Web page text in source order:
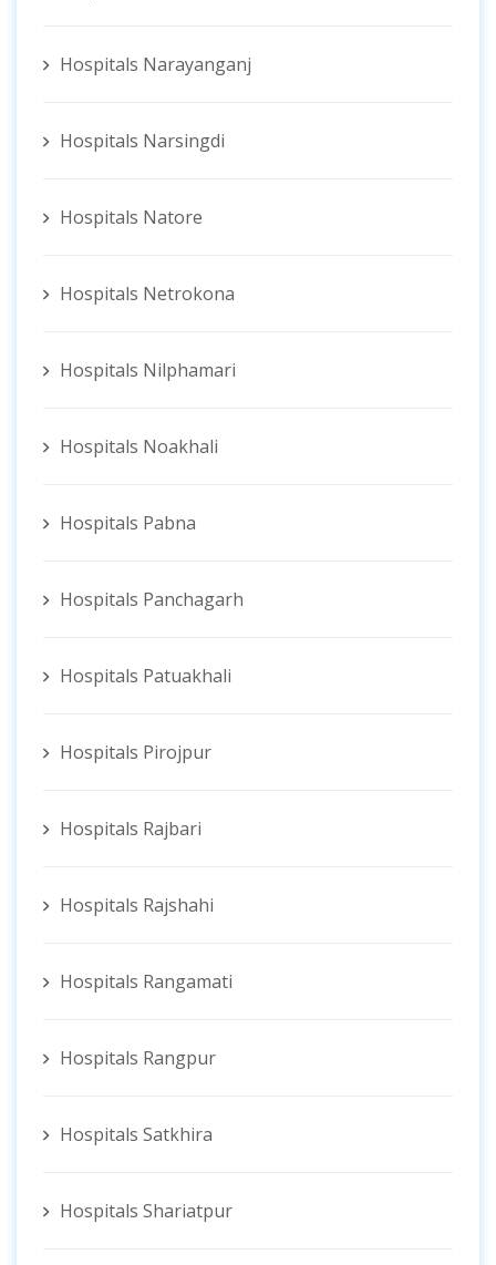
Hospitals Narayanganj
Hospitals Narsingdi
Hospitals Natore
Hospitals Netrokona
Hospitals Nilphamari
Hospitals Noakhali
Hospitals Pabna
Hospitals Panchagarh
Hospitals Patuakhali
Hospitals Pirojpur
Hospitals Rajbari
Hospitals Rajshahi
Hospitals Rangamati
Hospitals Rangpur
Hospitals Satkhira
Hospitals Shariatpur